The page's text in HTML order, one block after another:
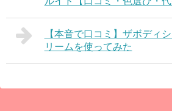
【本音で口コミ】ザボディ
リームを使ってみた